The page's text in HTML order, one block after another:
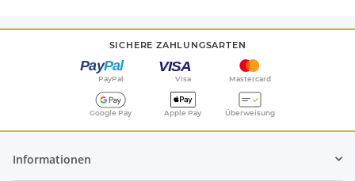
SICHERE ZAHLUNGSARTEN
PayPal Visa Mastercard
Google Pay Apple Pay Überweisung
Informationen